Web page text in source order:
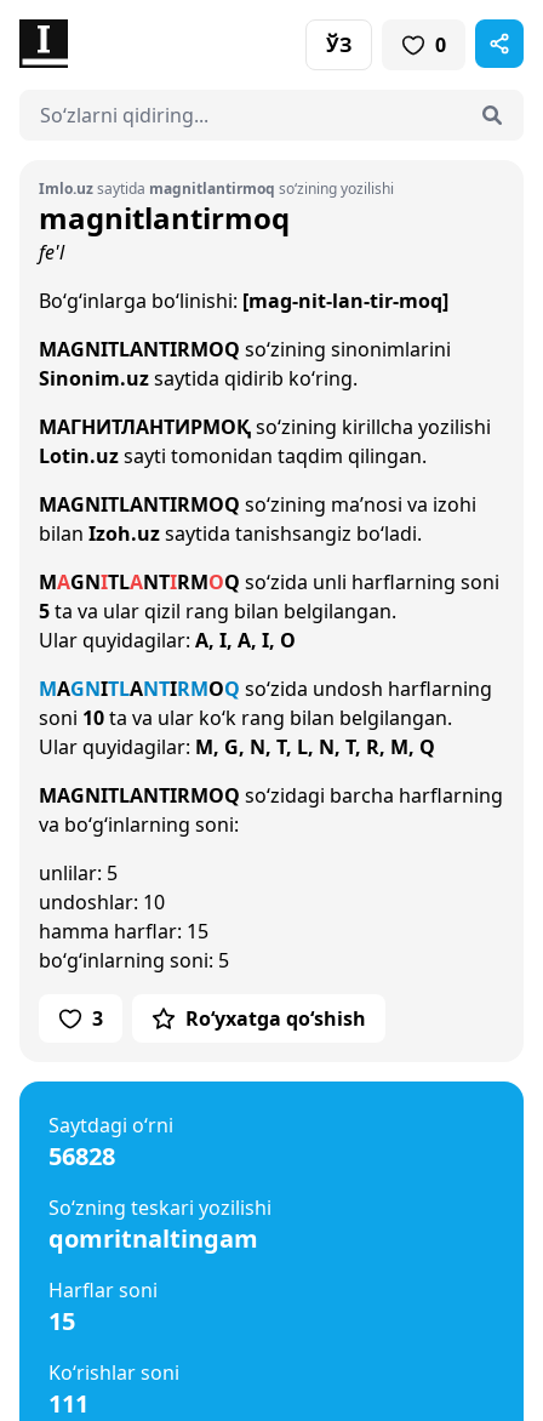
ЎЗ 0
Imlo.uzsaytida magnitlantirmoq so‘zining yozilishi
magnitlantirmoq
fe'l
Bo‘g‘inlarga bo‘linishi: [mag-nit-lan-tir-moq]
MAGNITLANTIRMOQ so‘zining sinonimlarini
Sinonim.uzsaytida qidirib ko‘ring.
МАГНИТЛАНТИРМОҚso‘zining kirillcha yozilishi
Lotin.uzsayti tomonidan taqdim qilingan.
MAGNITLANTIRMOQ so‘zining ma’nosi va izohi
bilan Izoh.uzsaytida tanishsangiz bo‘ladi.
MAGNITLANTIRMOQ so‘zida unli harflarning soni
5ta va ular qizil rang bilan belgilangan.
Ular quyidagilar: A, I, A, I, O
MAGNITLANTIRMOQ so‘zida undosh harflarning
soni 10ta va ular ko‘k rang bilan belgilangan.
Ular quyidagilar: M, G, N, T, L, N, T, R, M, Q
MAGNITLANTIRMOQ so‘zidagi barcha harflarning
va bo‘g‘inlarning soni:
unlilar: 5
undoshlar: 10
hamma harflar: 15
bo‘g‘inlarning soni: 5
3 Ro‘yxatga qo‘shish
Saytdagi o‘rni
56828
So‘zning teskari yozilishi
qomritnaltingam
Harflar soni
15
Ko‘rishlar soni
111